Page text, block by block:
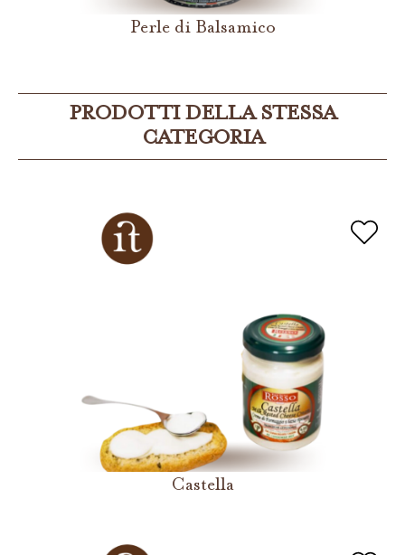
Perle di Balsamico
PRODOTTI DELLA STESSA
CATEGORIA
Castella